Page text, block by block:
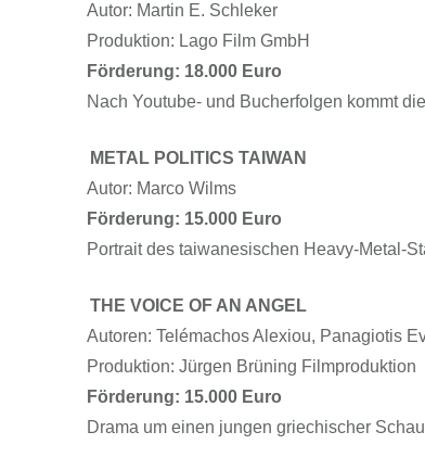
Autor: Martin E. Schleker
Produktion: Lago Film GmbH
Förderung: 18.000 Euro
Nach Youtube- und Bucherfolgen kommt
METAL POLITICS TAIWAN
Autor: Marco Wilms
Förderung: 15.000 Euro
Portrait des taiwanesischen Heavy-Metal-
THE VOICE OF AN ANGEL
Autoren: Telémachos Alexiou, Panagiotis
Produktion: Jürgen Brüning Filmproduktion
Förderung: 15.000 Euro
Drama um einen jungen griechischer